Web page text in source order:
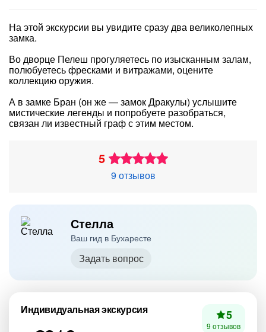
На этой экскурсии вы увидите сразу два великолепных
замка.
Во дворце Пелеш прогуляетесь по изысканным залам,
полюбуетесь фресками и витражами, оцените
коллекцию оружия.
А в замке Бран (он же — замок Дракулы) услышите
мистические легенды и попробуете разобраться,
связан ли известный граф с этим местом.
5
9 отзывов
Стелла
Ваш гид в Бухаресте
Задать вопрос
Индивидуальная экскурсия 5
9 отзывов